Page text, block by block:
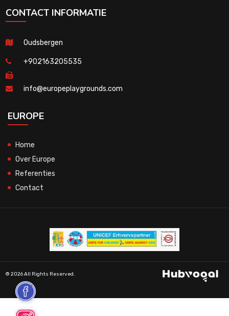
CONTACT INFORMATIE
Oudsbergen
+902163205535
info@europeplaygrounds.com
EUROPE
Home
Over Europe
Referenties
Contact
© 2026 All Rights Reserved.